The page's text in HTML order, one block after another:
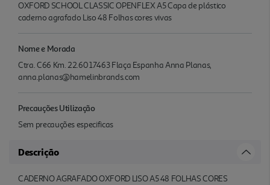
OXFORD SCHOOL CLASSIC OPENFLEX A5 Capa de plástico
caderno agrafado Liso 48 Folhas cores vivas
Nome e Morada
Ctra. C66 Km. 22.60 17463 Flaça Espanha Anna Planas,
anna.planas@hamelinbrands.com
Precauções Utilização
Sem precauções especificas
Descrição
CADERNO AGRAFADO OXFORD LISO A5 48 FOLHAS CORES